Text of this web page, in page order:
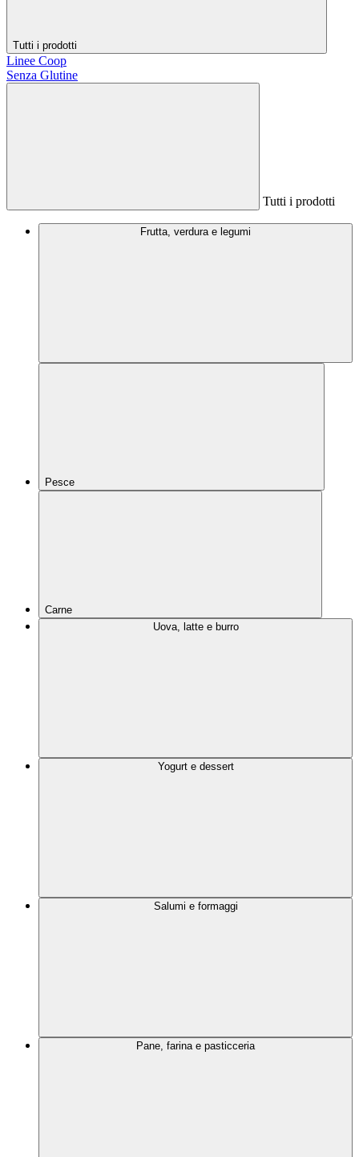
Tutti i prodotti
Linee Coop
Senza Glutine
Tutti i prodotti
Frutta, verdura e legumi
Pesce
Carne
Uova, latte e burro
Yogurt e dessert
Salumi e formaggi
Pane, farina e pasticceria